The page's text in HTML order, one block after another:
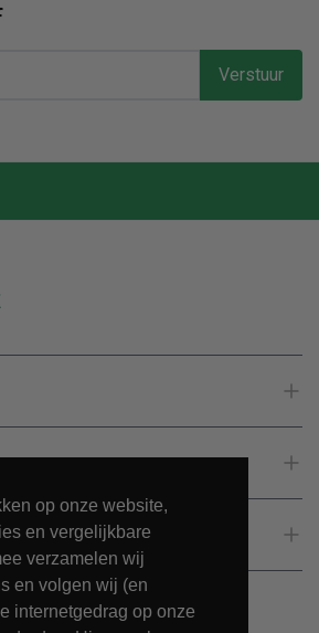
op onze website,
en vergelijkbare
verzamelen wij
en volgen wij (en
internetgedrag op onze
Verstuur